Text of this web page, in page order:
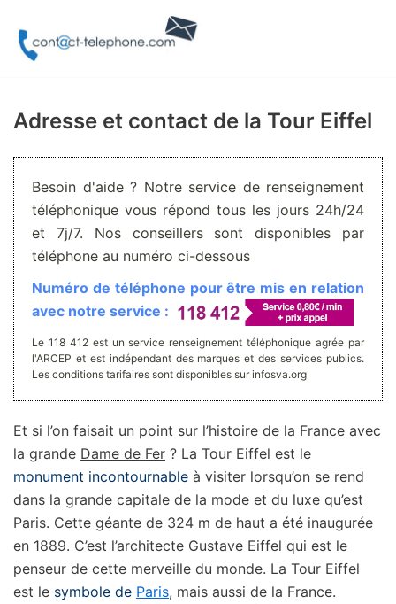
Aller
Adresse et contact de la Tour Eiffel
Besoin d'aide ? Notre service de renseignement
téléphonique vous répond tous les jours 24h/24
et 7j/7. Nos conseillers sont disponibles par
téléphone au numéro ci-dessous
Numéro de téléphone pour être mis en relation
avec notre service :
Le 118 412 est un service renseignement téléphonique agrée par
l'ARCEP et est indépendant des marques et des services publics.
Les conditions tarifaires sont disponibles sur infosva.org
Et si l’on faisait un point sur l’histoire de la France avec
la grande Dame de Fer ? La Tour Eiffel est le
monument incontournable à visiter lorsqu’on se rend
dans la grande capitale de la mode et du luxe qu’est
Paris. Cette géante de 324 m de haut a été inaugurée
en 1889. C’est l’architecte Gustave Eiffel qui est le
penseur de cette merveille du monde. La Tour Eiffel
est le symbole de Paris, mais aussi de la France.